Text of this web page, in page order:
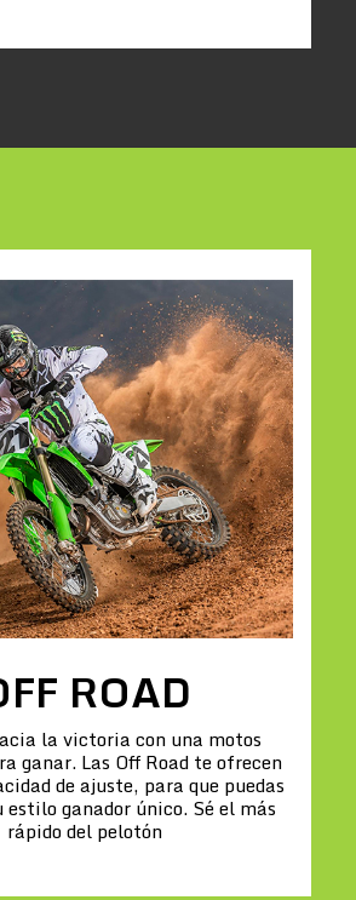
ROAD
la victoria con una motos
ganar. Las Off Road te ofrecen
de ajuste, para que puedas
ganador único. Sé el más
rápido del pelotón